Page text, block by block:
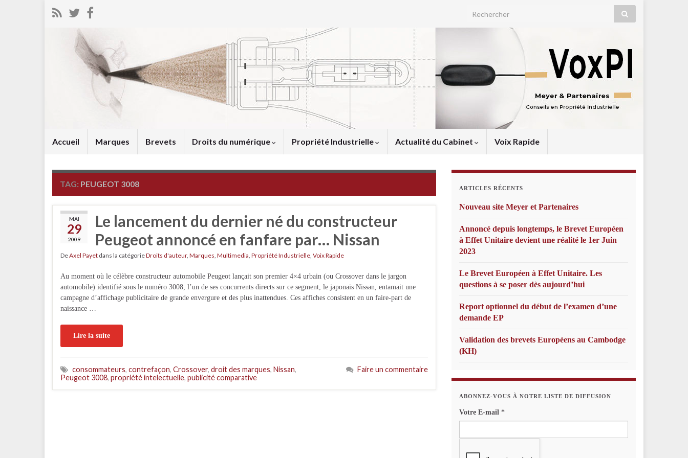
Search for:
Accueil Marques Brevets Droits du numérique Propriété Industrielle Actualité du Cabinet Voix Rapide
TAG: PEUGEOT 3008
MAI
29
2009
Le lancement du dernier né du constructeur
Peugeot annoncé en fanfare par… Nissan
DeAxel Payet dans la catégorieDroits d'auteur, Marques, Multimedia, Propriété Industrielle, Voix Rapide
Au moment où le célèbre constructeur automobile Peugeot lançait son premier 4×4 urbain (ou Crossover dans le jargon
automobile) identifié sous le numéro 3008, l’un de ses concurrents directs sur ce segment, le japonais Nissan, entamait une
campagne d’affichage publicitaire de grande envergure et des plus inattendues. Ces affiches consistent en un faire-part de
naissance …
Lire la suite
consommateurs, contrefaçon, Crossover, droit des marques, Nissan,
Peugeot 3008, propriété intelectuelle, publicité comparative
Faire un commentaire
ARTICLES RÉCENTS
Nouveau site Meyer et Partenaires
Annoncé depuis longtemps, le Brevet Européen
à Effet Unitaire devient une réalité le 1er Juin
2023
Le Brevet Européen à Effet Unitaire. Les
questions à se poser dès aujourd’hui
Report optionnel du début de l’examen d’une
demande EP
Validation des brevets Européens au Cambodge
(KH)
ABONNEZ-VOUS À NOTRE LISTE DE DIFFUSION
Votre E-mail *